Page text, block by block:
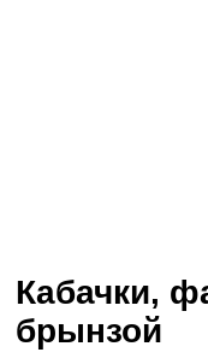
Кабачки,
брынзой